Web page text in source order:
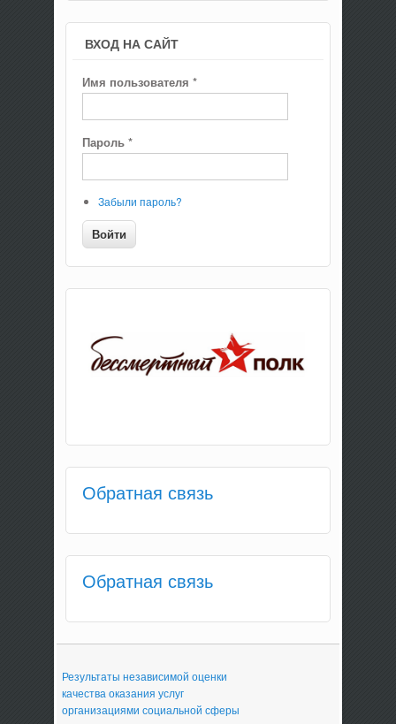
ВХОД НА САЙТ
Имя пользователя *
Пароль *
Забыли пароль?
Обратная связь
Обратная связь
Результаты независимой оценки
качества оказания услуг
организациями социальной сферы